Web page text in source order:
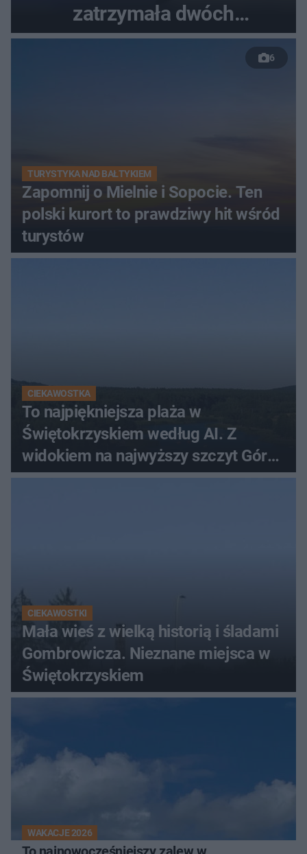
zatrzymała dwóch
nastolatków
6
TURYSTYKA NAD BAŁTYKIEM
Zapomnij o Mielnie i Sopocie. Ten
polski kurort to prawdziwy hit wśród
turystów
CIEKAWOSTKA
To najpiękniejsza plaża w
Świętokrzyskiem według AI. Z
widokiem na najwyższy szczyt Gór
Świętokrzyskich
CIEKAWOSTKI
Mała wieś z wielką historią i śladami
Gombrowicza. Nieznane miejsca w
Świętokrzyskiem
WAKACJE 2026